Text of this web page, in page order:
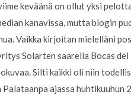
keväänä on ollut yksi
kanavissa, mutta blogin
Vaikka kirjoitan mielelläni
Solarten saarella Bocas
Silti kaikki oli niin
ajassa huhtikuuhun